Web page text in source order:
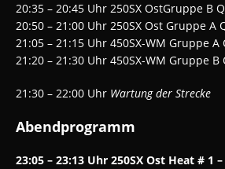
20:35 – 20:45 Uhr 250SX OstGruppe B
20:50 – 21:00 Uhr 250SX Ost Gruppe A
21:05 – 21:15 Uhr 450SX-WM Gruppe
21:20 – 21:30 Uhr 450SX-WM Gruppe
21:30 – 22:00 Uhr Wartung der Strecke
Abendprogramm
23:05 – 23:13 Uhr 250SX Ost Heat # 1